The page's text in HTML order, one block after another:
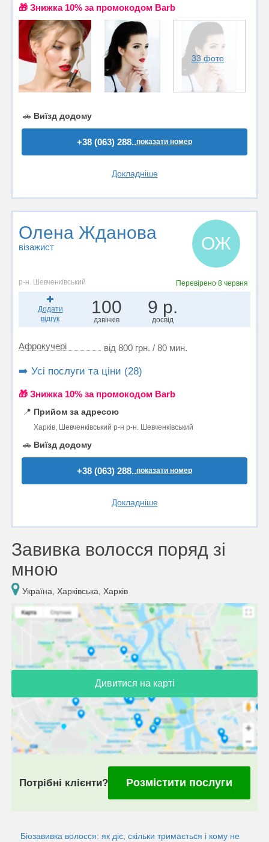
🎁 Знижка 10% за промокодом Barb
33 фото
🚗 Виїзд додому
+38 (063) 288..показати номер
Докладніше
Олена Жданова
візажист ОЖ
р-н. Шевченківський Перевірено 8 червня
Додати
відгук
100
дзвінків
9 р.
досвід
Афрокучері від 800 грн. / 80 мин.
➡️ Усі послуги та ціни (28)
🎁 Знижка 10% за промокодом Barb
📍 Прийом за адресою
Харків, Шевченківський р-н р-н. Шевченківський
🚗 Виїзд додому
+38 (063) 288..показати номер
Докладніше
Завивка волосся поряд зі
мною
Україна, Харківська, Харків
Дивитися на карті
Потрібні клієнти? Розмістити послуги
Біозавивка волосся: як діє, скільки тримається і кому не